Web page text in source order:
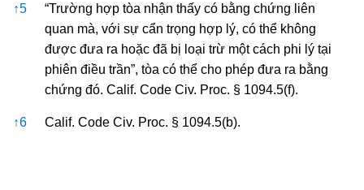
↑5
“Trường hợp tòa nhận thấy có bằng chứng liên
quan mà, với sự cẩn trọng hợp lý, có thể không
được đưa ra hoặc đã bị loại trừ một cách phi lý tại
phiên điều trần”, tòa có thể cho phép đưa ra bằng
chứng đó. Calif. Code Civ. Proc. § 1094.5(f).
↑6 Calif. Code Civ. Proc. § 1094.5(b).